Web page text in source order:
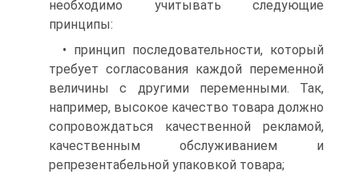
необходимо учитывать следующие
принципы:
• принцип последовательности, который
требует согласования каждой переменной
величины с другими переменными. Так,
например, высокое качество товара должно
сопровождаться качественной рекламой,
качественным обслуживанием и
репрезентабельной упаковкой товара;